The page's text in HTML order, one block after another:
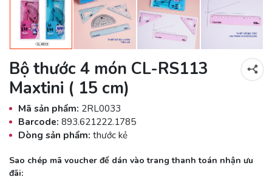
Bộ thước 4 món CL-RS113
Maxtini ( 15 cm)
Mã sản phẩm: 2RL0033
Barcode: 893.621222.1785
Dòng sản phẩm: thước kẻ
Sao chép mã voucher để dán vào trang thanh toán nhận ưu
đãi: